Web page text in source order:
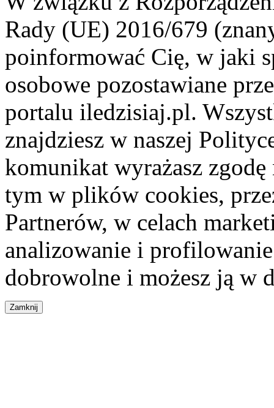
Rady (UE) 2016/679
poinformować Cię, w jaki
osobowe pozostawiane
portalu iledzisiaj.pl.
znajdziesz w naszej
komunikat wyrażasz
tym w plików cookies,
Partnerów, w celach
analizowanie i
dobrowolne i możesz ją w